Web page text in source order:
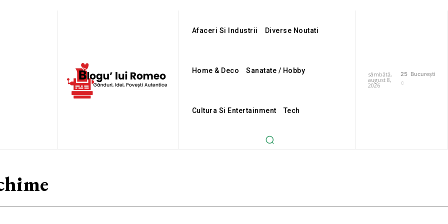
Afaceri Si Industrii Diverse Noutati
Home & Deco Sanatate / Hobby
Cultura Si Entertainment Tech
sâmbătă,
august 8,
2026
25
C
București